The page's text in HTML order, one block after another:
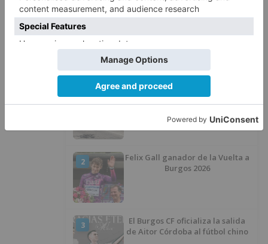
Burgos trenes aparcamientos
seguros
bicicletas
LO + VISTO
1
Esperar al autobús en el HUBU es
un peligro bajo el sol
2
Felix Gall ganador de la Vuelta a
Burgos 2026
3
El Burgos CF oficializa la salida
de Aitor Córdoba al fútbol chino